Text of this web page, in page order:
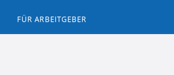
FÜR ARBEITGEBER